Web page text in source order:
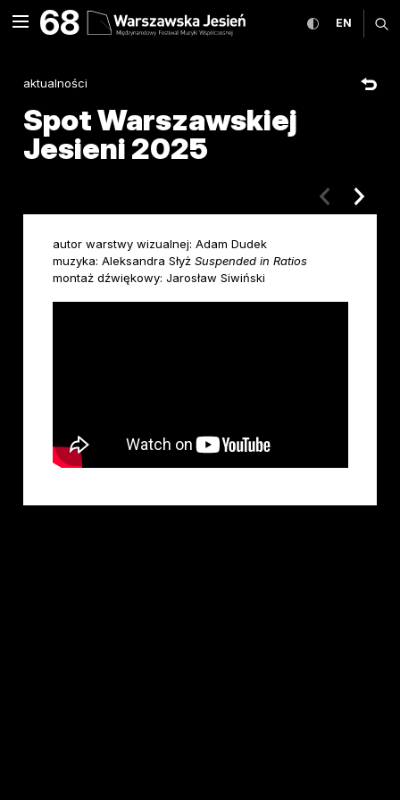
Spot Warszawskiej Jesieni
rozwiń menu
MENU68 przełącz
EN
aktualności
Spot Warszawskiej
Jesieni 2025
poprzedni
autor warstwy wizualnej: Adam Dudek
muzyka: Aleksandra Słyż Suspended in Ratios
montaż dźwiękowy: Jarosław Siwiński